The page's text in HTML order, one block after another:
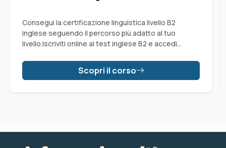
Consegui la certificazione linguistica livello B2
inglese seguendo il percorso più adatto al tuo
livello.Iscriviti online al test inglese B2 e accedi
Scopri il corso